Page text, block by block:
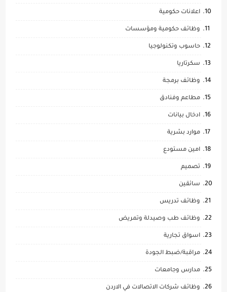
اعلانات حكومية
وظائف حكومية ومؤسسات
حاسوب وتكنولوجيا
سكرتاريا
وظائف برمجة
مطاعم وفنادق
ادخال بيانات
موارد بشرية
امين مستودع
تصميم
سائقين
وظائف تدريس
وظائف طب وصيدلة وتمريض
اسواق تجارية
مراقبة/ضبط الجودة
مدارس وجامعات
وظائف شركات الاتصالات في الاردن